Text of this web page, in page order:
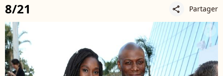
8/21 share Partager